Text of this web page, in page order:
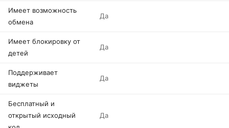
Имеет возможность
обмена
Да
Имеет блокировку от
детей
Да
Поддерживает
виджеты
Да
Бесплатный и
открытый исходный
Да